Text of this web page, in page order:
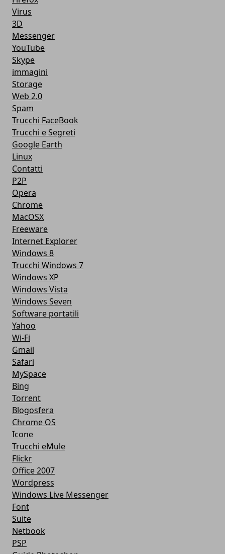
Virus
3D
Messenger
YouTube
Skype
immagini
Storage
Web 2.0
Spam
Trucchi FaceBook
Trucchi e Segreti
Google Earth
Linux
Contatti
P2P
Opera
Chrome
MacOSX
Freeware
Internet Explorer
Windows 8
Trucchi Windows 7
Windows XP
Windows Vista
Windows Seven
Software portatili
Yahoo
Wi-Fi
Gmail
Safari
MySpace
Bing
Torrent
Blogosfera
Chrome OS
Icone
Trucchi eMule
Flickr
Office 2007
Wordpress
Windows Live Messenger
Font
Suite
Netbook
PSP